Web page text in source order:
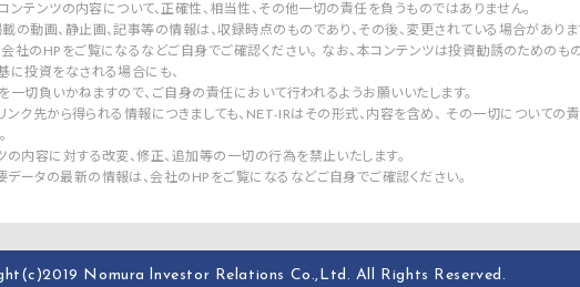
ンテンツの内容について、正確性、相当性、その他一切の責任を負うものではありません。
の動画、静止画、記事等の情報は、収録時点のものであり、その後、変更されている場合がありま
社のHPをご覧になるなどご自身でご確認ください。 なお、本コンテンツは投資勧誘のためのも
に投資をなされる場合にも、
一切負いかねますので、ご自身の責任において行われるようお願いいたします。
ンク先から得られる情報につきましても、NET-IRはその形式、内容を含め、 その一切についての
の内容に対する改変、修正、追加等の一切の行為を禁止いたします。
ータの最新の情報は、会社のHPをご覧になるなどご自身でご確認ください。
Nomura lnvestor Relations Co.,Ltd. All Rights Reserved.